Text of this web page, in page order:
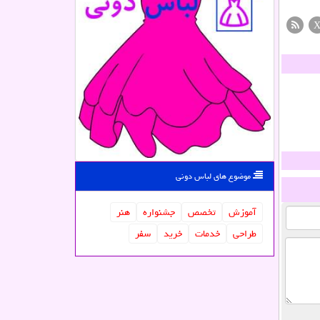
X
موضوع های لباس دونی
آموزش تخصص جشنواره
هنر
طراحی
خدمات خرید سفر